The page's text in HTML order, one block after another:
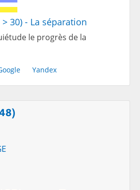
> 30) - La séparation
le progrès de la
Yandex